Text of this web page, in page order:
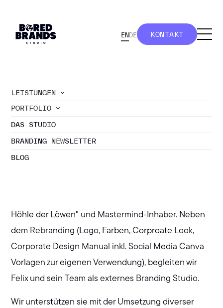
EN DE
KONTAKT
LEISTUNGEN
PORTFOLIO
DAS STUDIO
BRANDING NEWSLETTER
BLOG
Support
REBRANDING & GROW
BEGLEITUNG
Höhle der Löwen" und Mastermind-Inhaber. Neben
dem Rebranding (Logo, Farben, Corproate Look,
Corporate Design Manual inkl. Social Media Canva
Vorlagen zur eigenen Verwendung), begleiten wir
Felix und sein Team als externes Branding Studio.
Wir unterstützen sie mit der Umsetzung diverser